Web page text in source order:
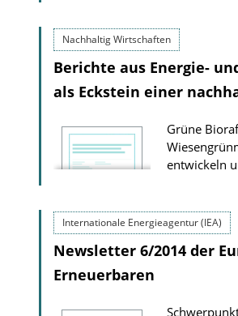
Nachhaltig Wirtschaften
Berichte aus Energie-
als Eckstein einer
Grüne
entwickeln
Internationale Energieagentur (IEA)
Newsletter 6/2014 der
Erneuerbaren